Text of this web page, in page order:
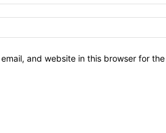
and website in this browser for